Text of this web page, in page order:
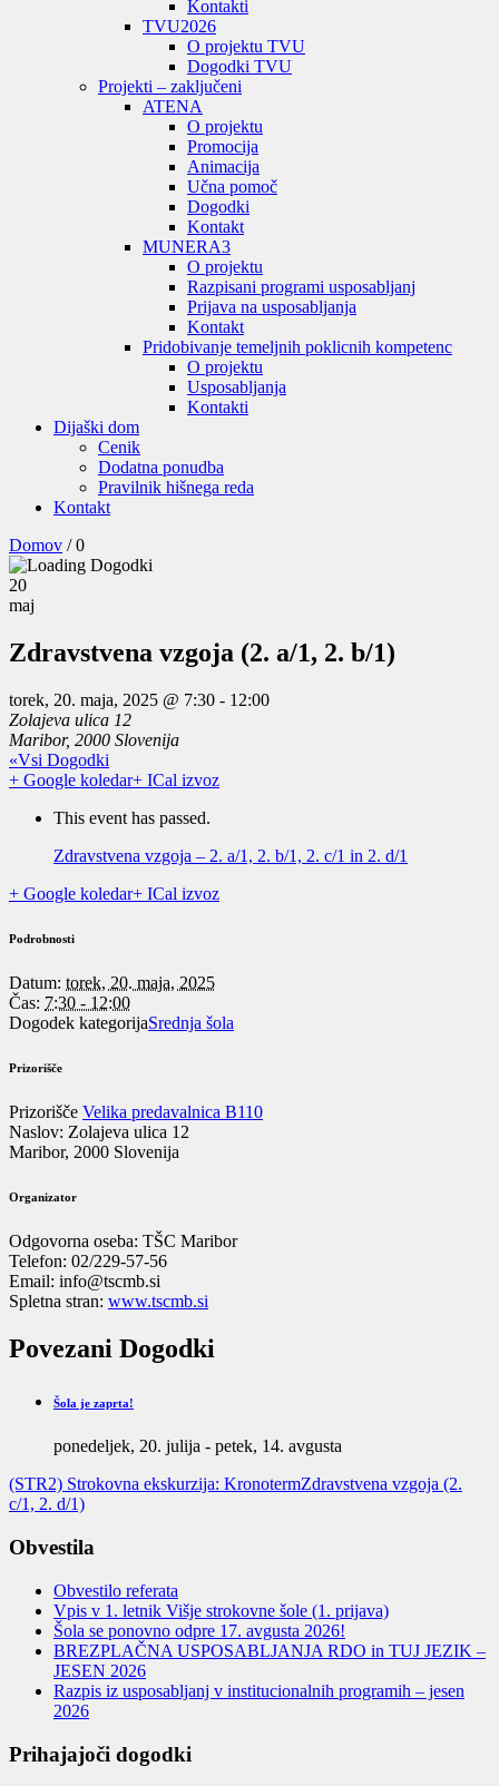
Kontakti
TVU2026
O projektu TVU
Dogodki TVU
Projekti – zaključeni
ATENA
O projektu
Promocija
Animacija
Učna pomoč
Dogodki
Kontakt
MUNERA3
O projektu
Razpisani programi usposabljanj
Prijava na usposabljanja
Kontakt
Pridobivanje temeljnih poklicnih kompetenc
O projektu
Usposabljanja
Kontakti
Dijaški dom
Cenik
Dodatna ponudba
Pravilnik hišnega reda
Kontakt
Domov /0
20
maj
Zdravstvena vzgoja (2. a/1, 2. b/1)
torek, 20. maja, 2025 @ 7:30 - 12:00
Zolajeva ulica 12
Maribor, 2000 Slovenija
«Vsi Dogodki
+ Google koledar+ ICal izvoz
This event has passed.
Zdravstvena vzgoja – 2. a/1, 2. b/1, 2. c/1 in 2. d/1
+ Google koledar+ ICal izvoz
Podrobnosti
Datum: torek, 20. maja, 2025
Čas: 7:30 - 12:00
Dogodek kategorijaSrednja šola
Prizorišče
Prizorišče Velika predavalnica B110
Naslov: Zolajeva ulica 12
Maribor, 2000 Slovenija
Organizator
Odgovorna oseba: TŠC Maribor
Telefon: 02/229-57-56
Email: info@tscmb.si
Spletna stran: www.tscmb.si
Povezani Dogodki
Šola je zaprta!
ponedeljek, 20. julija - petek, 14. avgusta
(STR2) Strokovna ekskurzija: KronotermZdravstvena vzgoja (2.
c/1, 2. d/1)
Obvestila
Obvestilo referata
Vpis v 1. letnik Višje strokovne šole (1. prijava)
Šola se ponovno odpre 17. avgusta 2026!
BREZPLAČNA USPOSABLJANJA RDO in TUJ JEZIK –
JESEN 2026
Razpis iz usposabljanj v institucionalnih programih – jesen
2026
Prihajajoči dogodki